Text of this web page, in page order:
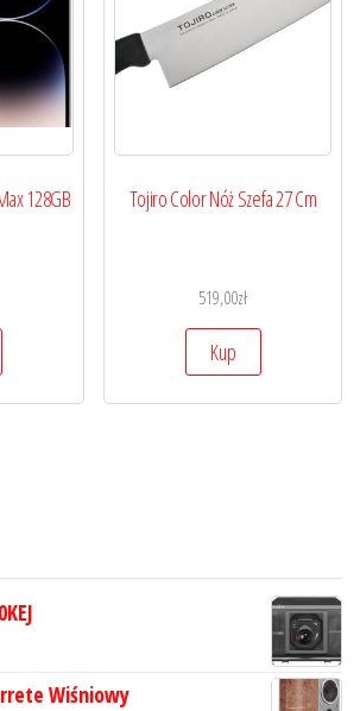
128GB Tojiro Color Nóż Szefa 27 Cm
519,00zł
Kup
Wiśniowy